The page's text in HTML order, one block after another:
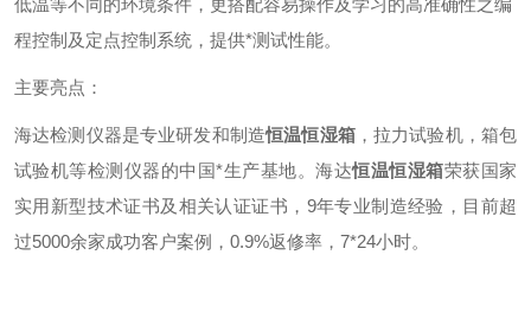
低温等不同的环境条件，更搭配容易操作及学习的高准确性之编
程控制及定点控制系统，提供*测试性能。
主要亮点：
海达检测仪器是专业研发和制造恒温恒湿箱，拉力试验机，箱包
试验机等检测仪器的中国*生产基地。海达恒温恒湿箱荣获国家
实用新型技术证书及相关认证证书，9年专业制造经验，目前超
过5000余家成功客户案例，0.9%返修率，7*24小时。